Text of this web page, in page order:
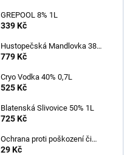
GREPOOL 8% 1L
339 Kč
Hustopečská Mandlovka 38%
1L
779 Kč
Cryo Vodka 40% 0,7L
525 Kč
Blatenská Slivovice 50% 1L
725 Kč
Ochrana proti poškození či
ztrátě
29 Kč